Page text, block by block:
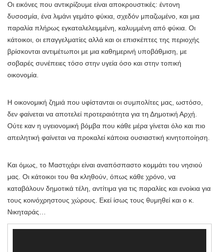
Οι εικόνες που αντικρίζουμε είναι αποκρουστικές: έντονη
δυσοσμία, ένα λιμάνι γεμάτο φύκια, σχεδόν μπαζωμένο, και μια
παραλία πλήρως εγκαταλελειμμένη, καλυμμένη από φύκια. Οι
κάτοικοι, οι επαγγελματίες αλλά και οι επισκέπτες της περιοχής
βρίσκονται αντιμέτωποι με μια καθημερινή υποβάθμιση, με
σοβαρές συνέπειες τόσο στην υγεία όσο και στην τοπική
οικονομία.
Η οικονομική ζημιά που υφίστανται οι συμπολίτες μας, ωστόσο,
δεν φαίνεται να αποτελεί προτεραιότητα για τη Δημοτική Αρχή.
Ούτε καν η υγειονομική βόμβα που κάθε μέρα γίνεται όλο και πιο
απειλητική φαίνεται να προκαλεί κάποια ουσιαστική κινητοποίηση.
Και όμως, το Μαστιχάρι είναι αναπόσπαστο κομμάτι του νησιού
μας. Οι κάτοικοι του θα κληθούν, όπως κάθε χρόνο, να
καταβάλουν δημοτικά τέλη, αντίτιμα για τις παραλίες και ενοίκια για
τους κοινόχρηστους χώρους. Εκεί ίσως τους θυμηθεί και ο κ.
Νικηταράς…